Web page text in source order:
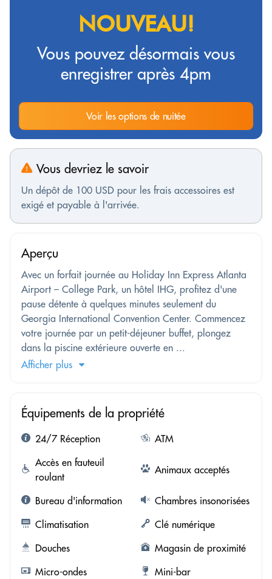
NOUVEAU!
Vous pouvez désormais vous
enregistrer après 4pm
Voir les options de nuitée
Vous devriez le savoir
Un dépôt de 100 USD pour les frais accessoires est
exigé et payable à l'arrivée.
Aperçu
Avec un forfait journée au Holiday Inn Express Atlanta
Airport – College Park, un hôtel IHG, profitez d'une
pause détente à quelques minutes seulement du
Georgia International Convention Center. Commencez
votre journée par un petit-déjeuner buffet, plongez
dans la piscine extérieure ouverte en ...
Afficher plus
Équipements de la propriété
24/7 Réception
ATM
Accès en fauteuil
roulant
Animaux acceptés
Bureau d'information
Chambres insonorisées
Climatisation
Clé numérique
Douches
Magasin de proximité
Micro-ondes
Mini-bar